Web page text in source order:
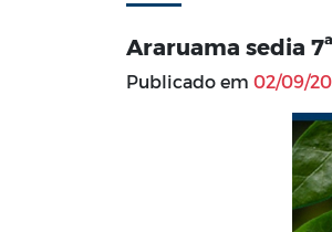
Araruama sedia
Publicado em 02/09/